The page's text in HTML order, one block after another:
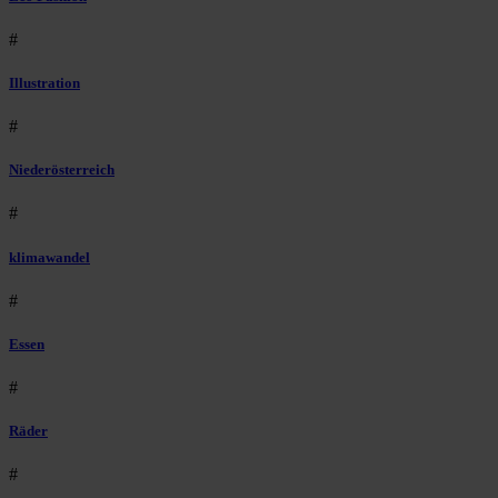
#
Illustration
#
Niederösterreich
#
klimawandel
#
Essen
#
Räder
#